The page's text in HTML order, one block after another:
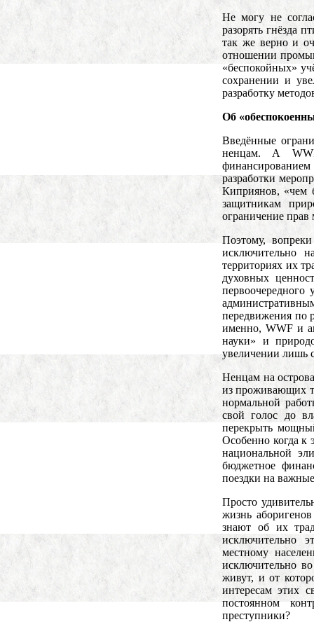
Не могу не
разорять гнёзда
так же верно и
отношении
«беспокойных»
сохранении и
разработку
Об
Введённые
ненцам. А
разработки
Киприянов, «чем
защитникам
ограничение прав
Поэтому,
исключительно
территориях их
духовных
передвижения по
именно, WWF и
науки» и
увеличении лишь
Ненцам на
из проживающих
нормальной
свой голос до
перекрыть
Особенно когда к
национальной
бюджетное
поездки на
Просто
жизнь
знают об их
исключительно
местному
исключительно
живут, и от
интересам этих
постоянном
преступники?